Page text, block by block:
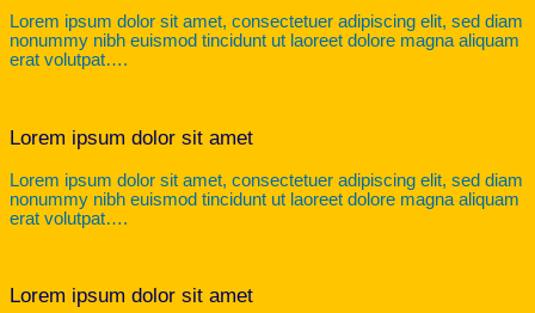
Lorem ipsum dolor sit amet, consectetuer adipiscing elit, sed diam
nonummy nibh euismod tincidunt ut laoreet dolore magna aliquam
erat volutpat….
Lorem ipsum dolor sit amet
Lorem ipsum dolor sit amet, consectetuer adipiscing elit, sed diam
nonummy nibh euismod tincidunt ut laoreet dolore magna aliquam
erat volutpat….
Lorem ipsum dolor sit amet